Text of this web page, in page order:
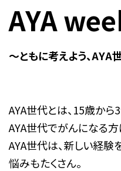
AYA
～ともに考えよう、AYA
AYA世代とは、15歳から
AYA世代でがんになる
AYA世代は、新しい経験
悩みもたくさん。